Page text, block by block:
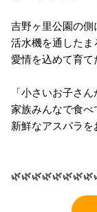
吉野ヶ里公園の側
活水機を通したま
愛情を込めて育て
「小さいお子さ
家族みんなで食
新鮮なアスパラ